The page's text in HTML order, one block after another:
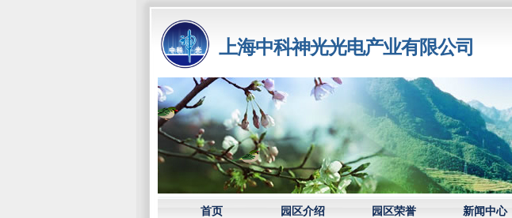
上海中科神光光电产业有限公司
首页 园区介绍 园区荣誉 新闻中心